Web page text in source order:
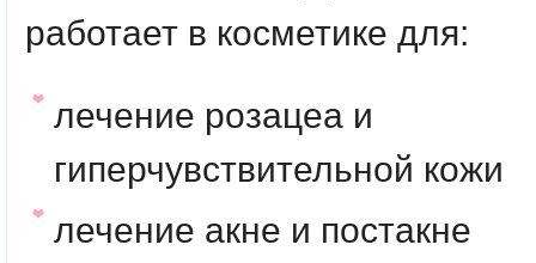
работает в косметике для:
лечение розацеа и
гиперчувствительной кожи
лечение акне и постакне